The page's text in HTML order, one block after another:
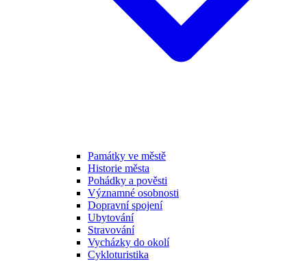
Památky ve městě
Historie města
Pohádky a pověsti
Významné osobnosti
Dopravní spojení
Ubytování
Stravování
Vycházky do okolí
Cykloturistika